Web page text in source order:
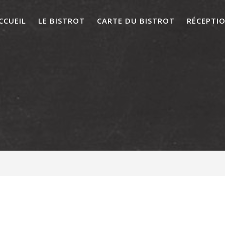
LE BISTROT CARTE DU BISTROT